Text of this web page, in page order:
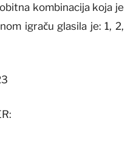
kombinacija koja je
igraču glasila je: 1, 2,